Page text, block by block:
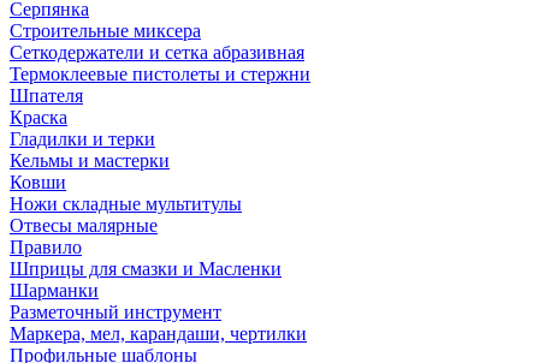
Серпянка
Строительные миксера
Сеткодержатели и сетка абразивная
Термоклеевые пистолеты и стержни
Шпателя
Краска
Гладилки и терки
Кельмы и мастерки
Ковши
Ножи складные мультитулы
Отвесы малярные
Правило
Шприцы для смазки и Масленки
Шарманки
Разметочный инструмент
Маркера, мел, карандаши, чертилки
Профильные шаблоны